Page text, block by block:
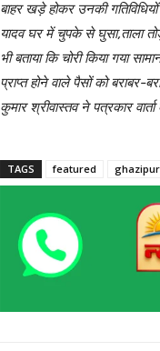
बाहर खड़े होकर उनकी
यादव घर में चुपके से घुसा,ताला
भी बताया कि चोरी किया गया
प्राप्त होने वाले पैसों को बराबर-
कुमार श्रीवास्तव ने पत्रकार
TAGS featured